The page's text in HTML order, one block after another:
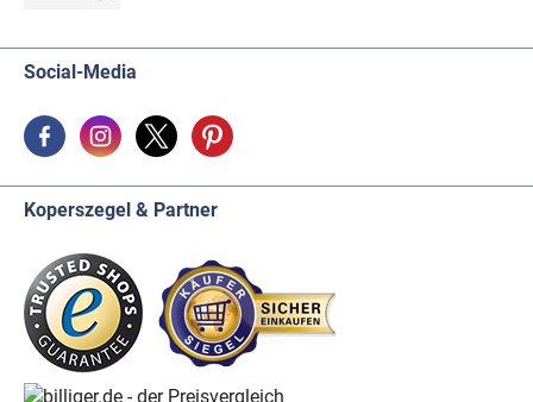
Social-Media
Koperszegel & Partner